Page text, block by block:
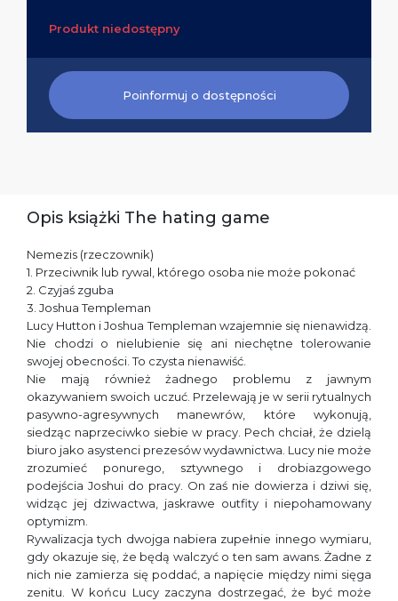
Produkt niedostępny
Poinformuj o dostępności
Opis książki The hating game
Nemezis (rzeczownik)
1. Przeciwnik lub rywal, którego osoba nie może pokonać
2. Czyjaś zguba
3. Joshua Templeman
Lucy Hutton i Joshua Templeman wzajemnie się nienawidzą.
Nie chodzi o nielubienie się ani niechętne tolerowanie
swojej obecności. To czysta nienawiść.
Nie mają również żadnego problemu z jawnym
okazywaniem swoich uczuć. Przelewają je w serii rytualnych
pasywno-agresywnych manewrów, które wykonują,
siedząc naprzeciwko siebie w pracy. Pech chciał, że dzielą
biuro jako asystenci prezesów wydawnictwa. Lucy nie może
zrozumieć ponurego, sztywnego i drobiazgowego
podejścia Joshui do pracy. On zaś nie dowierza i dziwi się,
widząc jej dziwactwa, jaskrawe outfity i niepohamowany
optymizm.
Rywalizacja tych dwojga nabiera zupełnie innego wymiaru,
gdy okazuje się, że będą walczyć o ten sam awans. Żadne z
nich nie zamierza się poddać, a napięcie między nimi sięga
zenitu. W końcu Lucy zaczyna dostrzegać, że być może